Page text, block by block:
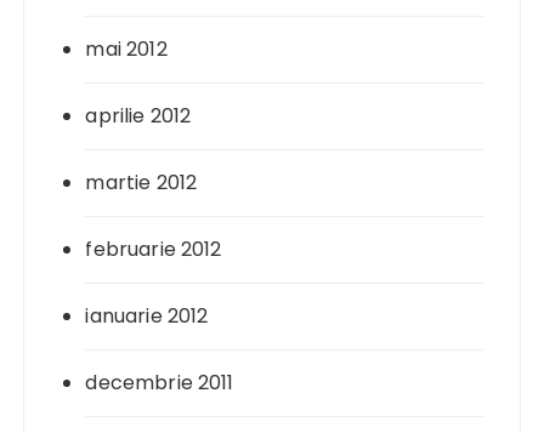
mai 2012
aprilie 2012
martie 2012
februarie 2012
ianuarie 2012
decembrie 2011